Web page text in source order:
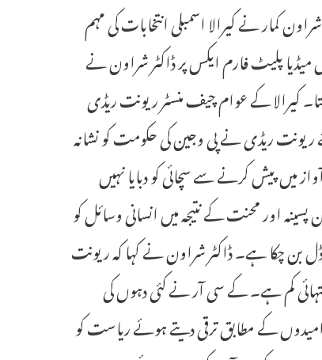
کمار نے کیرالا اسمبلی انتخابات کی مہم
پلیٹ فارم ایکس پر ڈاکٹر شراون نے
کیرالا کے عوام چیف منسٹر ریونت ریڈی
ریڈی نے پی وجین کی حکومت کو نشانہ
میں پیش کرنے سے سچائی کو دبایا نہیں
اور محنت کے نتیجہ میں انسانی وسائل کو
بن چکا ہے۔ ڈاکٹر شراون نے کہا کہ ریونت
کم ہے۔ کے سی آر نے کئی دہوں کی
کے مطابق ترقی دیتے ہوئے ریاست کو